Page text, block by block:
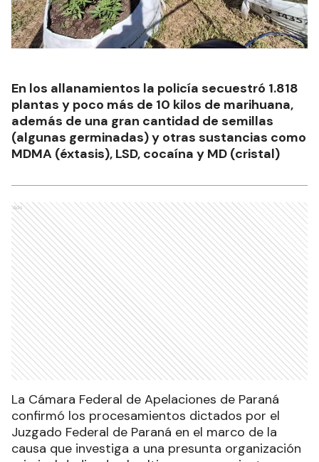
En los allanamientos la policía secuestró 1.818
plantas y poco más de 10 kilos de marihuana,
además de una gran cantidad de semillas
(algunas germinadas) y otras sustancias como
MDMA (éxtasis), LSD, cocaína y MD (cristal)
Ads
La Cámara Federal de Apelaciones de Paraná
confirmó los procesamientos dictados por el
Juzgado Federal de Paraná en el marco de la
causa que investiga a una presunta organización